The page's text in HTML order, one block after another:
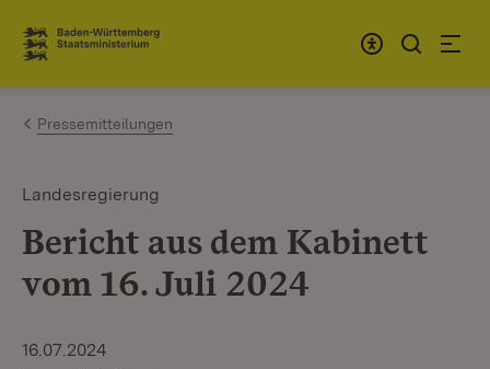
Zum Inhalt springen
Link zur Startseite
Pressemitteilungen
Landesregierung
Bericht aus dem Kabinett
vom 16. Juli 2024
16.07.2024